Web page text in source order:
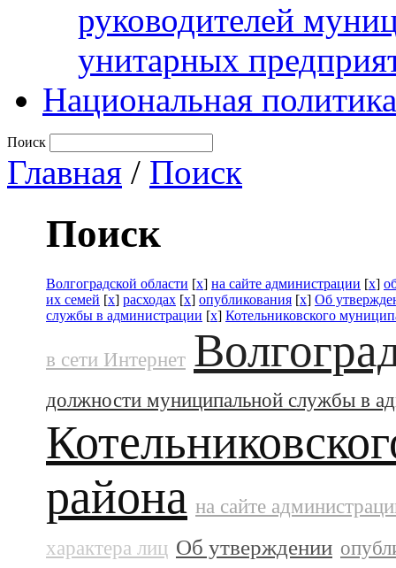
руководителей
унитарных
Национальная политика
Поиск
Главная / Поиск
Поиск
Волгоградской области [x] на сайте администрации [x]
их семей [x] расходах [x] опубликования [x] Об
службы в администрации [x] Котельниковского
в сети Интернет
должности муниципальной службы в
района на сайте
характера лиц Об утверждении